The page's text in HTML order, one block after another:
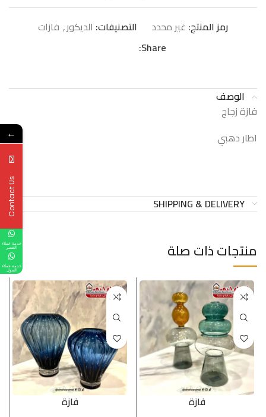
رمز المنتج: غير محدد التصنيفات: الدیكور, فازات
Share:
الوصف
فازة زجاج
اطار دهبي
SHIPPING & DELIVERY
منتجات ذات صلة
فازة
فازة
←
Contact Us
خدمة عملاء
القصر
خدمة عملاء
المول